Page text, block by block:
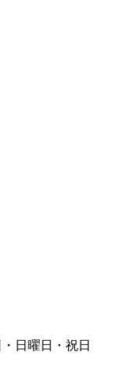
日曜日・祝日